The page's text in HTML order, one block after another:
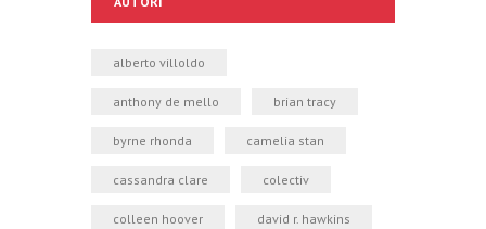
alberto villoldo
anthony de mello brian tracy
byrne rhonda camelia stan
cassandra clare colectiv
colleen hoover david r. hawkins